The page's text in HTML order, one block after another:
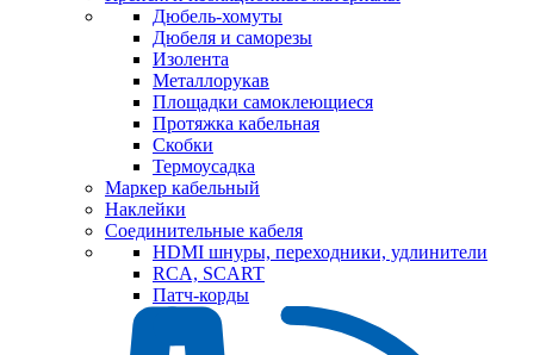
Дюбель-хомуты
Дюбеля и саморезы
Изолента
Металлорукав
Площадки самоклеющиеся
Протяжка кабельная
Скобки
Термоусадка
Маркер кабельный
Наклейки
Соединительные кабеля
HDMI шнуры, переходники, удлинители
RCA, SCART
Патч-корды